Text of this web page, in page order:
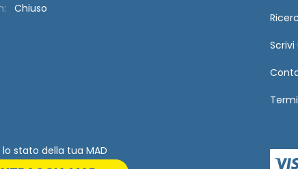
Chiuso
stato della tua MAD